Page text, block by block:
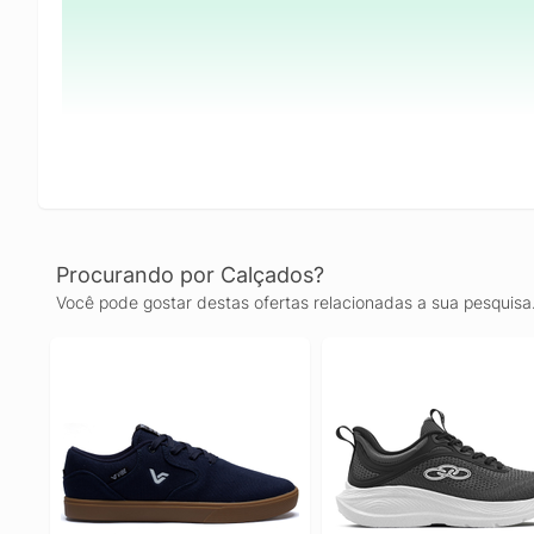
Procurando por Calçados?
Você pode gostar destas ofertas relacionadas a sua